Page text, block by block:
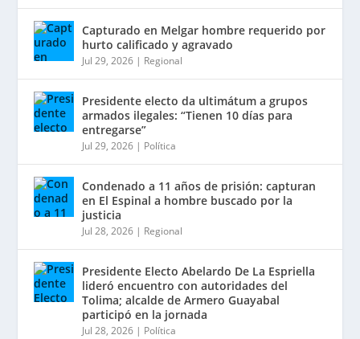
Capturado en Melgar hombre requerido por
hurto calificado y agravado
Jul 29, 2026 | Regional
Presidente electo da ultimátum a grupos
armados ilegales: “Tienen 10 días para
entregarse”
Jul 29, 2026 | Política
Condenado a 11 años de prisión: capturan
en El Espinal a hombre buscado por la
justicia
Jul 28, 2026 | Regional
Presidente Electo Abelardo De La Espriella
lideró encuentro con autoridades del
Tolima; alcalde de Armero Guayabal
participó en la jornada
Jul 28, 2026 | Política